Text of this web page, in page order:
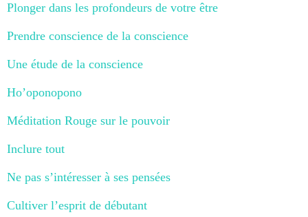
Plonger dans les profondeurs de votre être
Prendre conscience de la conscience
Une étude de la conscience
Ho’oponopono
Méditation Rouge sur le pouvoir
Inclure tout
Ne pas s’intéresser à ses pensées
Cultiver l’esprit de débutant